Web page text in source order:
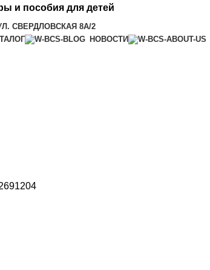
и пособия для детей
СВЕРДЛОВСКАЯ 8А/2
НОВОСТИ